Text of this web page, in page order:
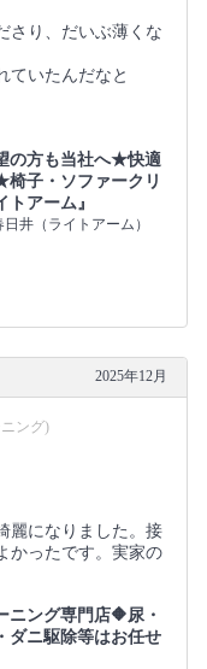
さり、だいぶ薄くな
ていたんだなと
の方も当社へ★快適
子・ソファークリ
トアーム』
井（ライトアーム）
2025年12月
ング)
麗になりました。接
かったです。実家の
ニング専門店🔶尿・
ダニ駆除等はお任せ